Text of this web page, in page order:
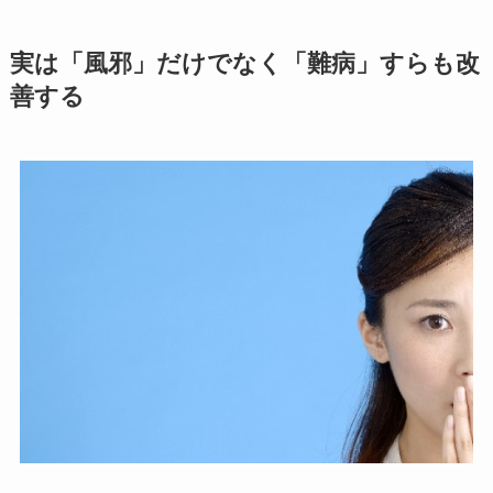
実は「風邪」だけでなく「難病」すらも改
善する